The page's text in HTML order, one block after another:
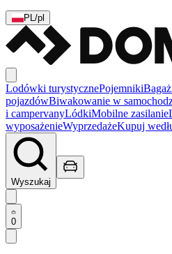
PL/pl
Lodówki turystycznePojemniki
pojazdówBiwakowanie w
i campervanyLódkiMobilne zasilanie
wyposażenieWyprzedażeKupuj
Wyszukaj
0